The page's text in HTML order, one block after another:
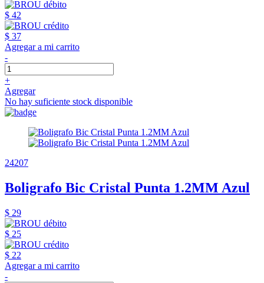
$ 42
$ 37
Agregar a mi carrito
-
+
Agregar
No hay suficiente stock disponible
24207
Boligrafo Bic Cristal Punta 1.2MM Azul
$ 29
$ 25
$ 22
Agregar a mi carrito
-